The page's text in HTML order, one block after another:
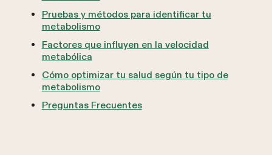
Pruebas y métodos para identificar tu
metabolismo
Factores que influyen en la velocidad
metabólica
Cómo optimizar tu salud según tu tipo de
metabolismo
Preguntas Frecuentes